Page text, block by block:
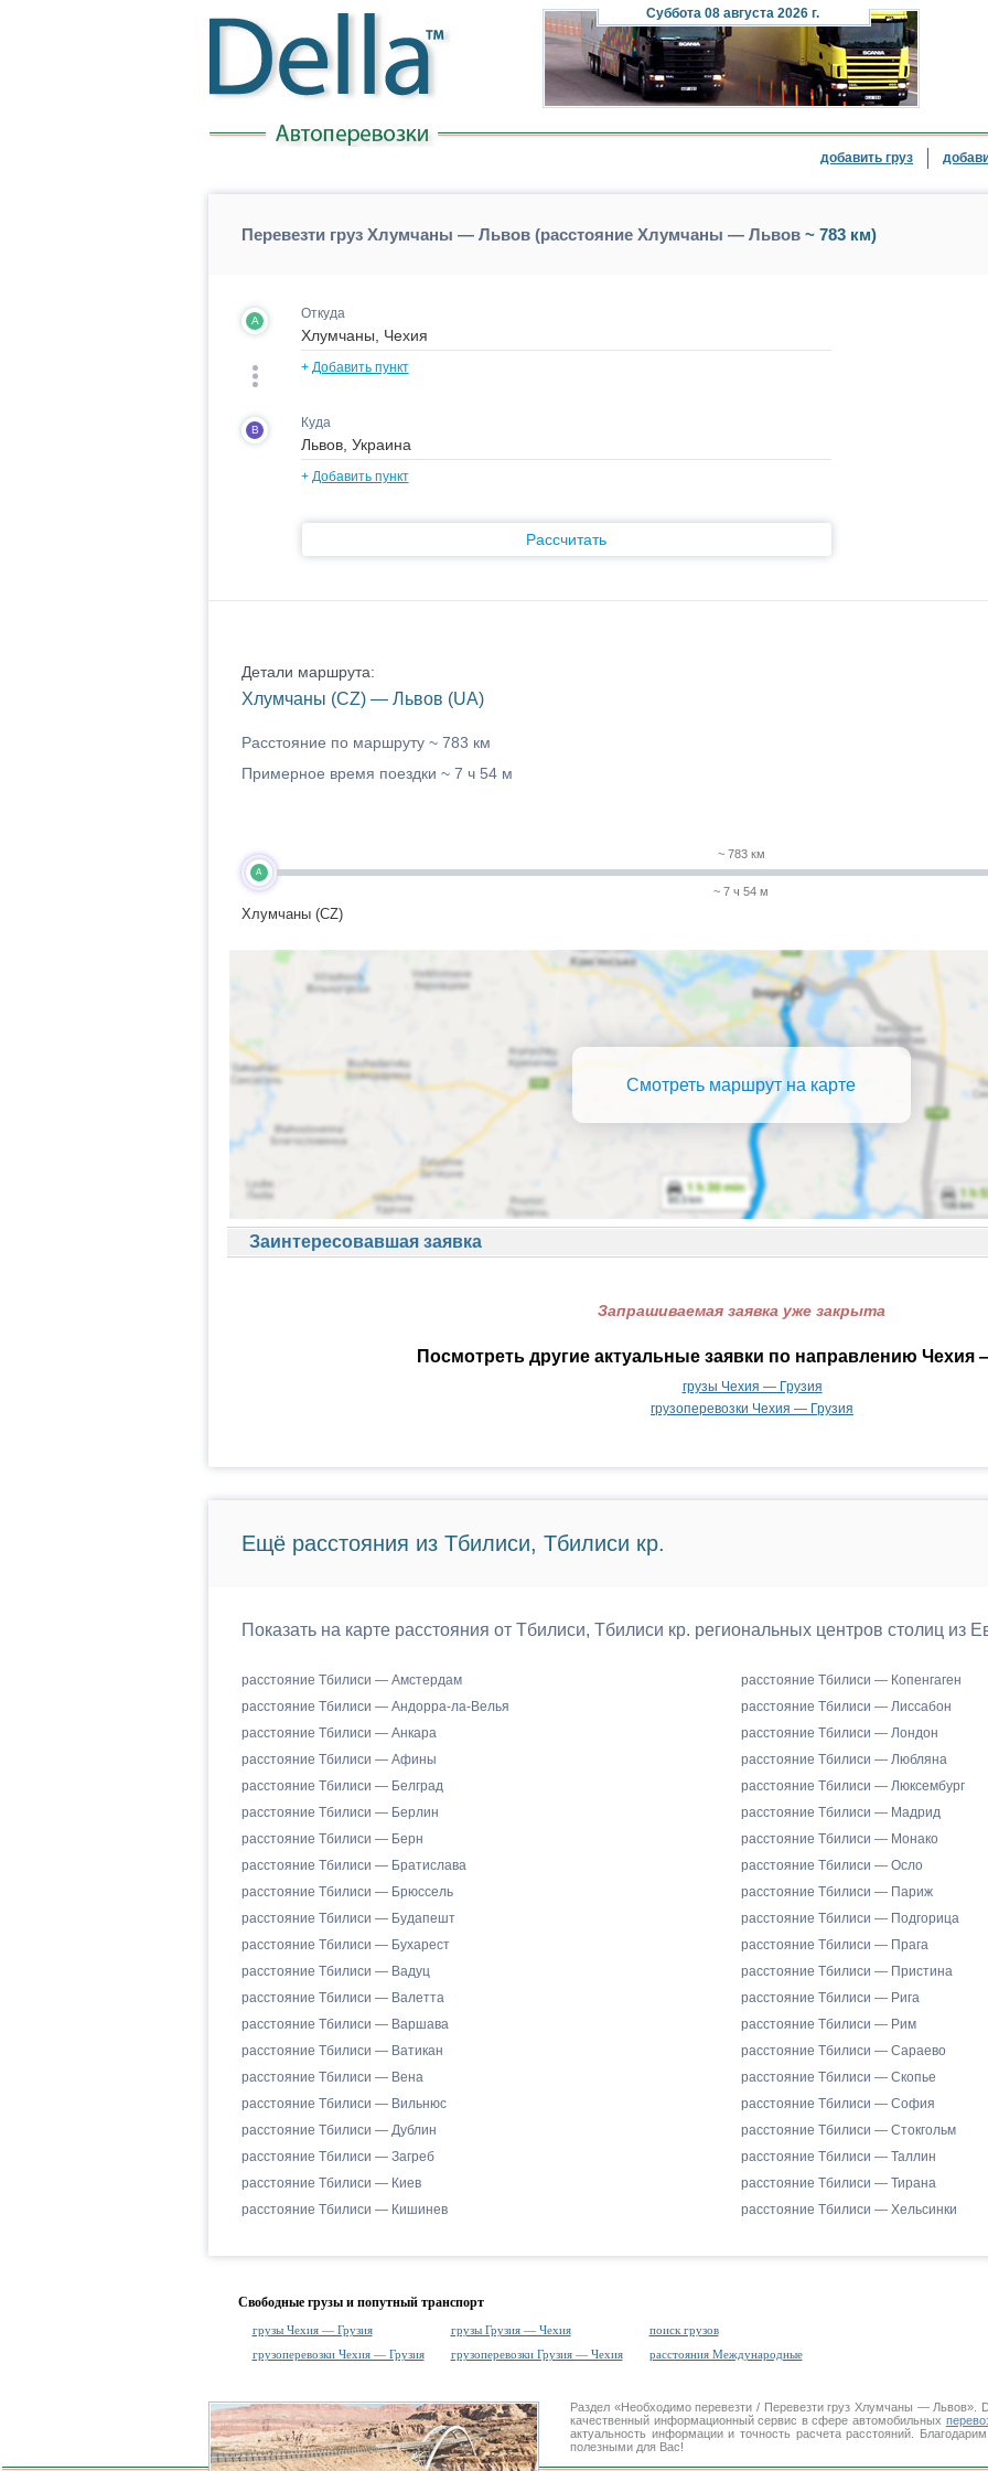
Суббота08 августа 2026 г.
добавить груз
Перевезти груз Хлумчаны — Львов (расстояние Хлумчаны — Львов~ 783 км)
A Откуда
+ Добавить пункт
B Куда
+ Добавить пункт
Рассчитать
Детали маршрута:
Хлумчаны (CZ) — Львов (UA)
Расстояние по маршруту ~ 783 км
Примерное время поездки ~ 7 ч 54 м
A
Хлумчаны (CZ)
~ 783 км
~ 7 ч 54 м
Смотреть маршрут на карте
Заинтересовавшая заявка
Запрашиваемая заявка уже закрыта
Посмотреть другие актуальные заявки по направлению Чехия
грузы Чехия — Грузия
грузоперевозки Чехия — Грузия
Ещё расстояния из Тбилиси, Тбилиси кр.
Показать на карте расстояния от Тбилиси, Тбилиси кр. региональных центров столиц из
расстояние Тбилиси — Амстердам
расстояние Тбилиси — Андорра-ла-Велья
расстояние Тбилиси — Анкара
расстояние Тбилиси — Афины
расстояние Тбилиси — Белград
расстояние Тбилиси — Берлин
расстояние Тбилиси — Берн
расстояние Тбилиси — Братислава
расстояние Тбилиси — Брюссель
расстояние Тбилиси — Будапешт
расстояние Тбилиси — Бухарест
расстояние Тбилиси — Вадуц
расстояние Тбилиси — Валетта
расстояние Тбилиси — Варшава
расстояние Тбилиси — Ватикан
расстояние Тбилиси — Вена
расстояние Тбилиси — Вильнюс
расстояние Тбилиси — Дублин
расстояние Тбилиси — Загреб
расстояние Тбилиси — Киев
расстояние Тбилиси — Кишинев
расстояние Тбилиси — Копенгаген
расстояние Тбилиси — Лиссабон
расстояние Тбилиси — Лондон
расстояние Тбилиси — Любляна
расстояние Тбилиси — Люксембург
расстояние Тбилиси — Мадрид
расстояние Тбилиси — Монако
расстояние Тбилиси — Осло
расстояние Тбилиси — Париж
расстояние Тбилиси — Подгорица
расстояние Тбилиси — Прага
расстояние Тбилиси — Пристина
расстояние Тбилиси — Рига
расстояние Тбилиси — Рим
расстояние Тбилиси — Сараево
расстояние Тбилиси — Скопье
расстояние Тбилиси — София
расстояние Тбилиси — Стокгольм
расстояние Тбилиси — Таллин
расстояние Тбилиси — Тирана
расстояние Тбилиси — Хельсинки
Свободные грузы и попутный транспорт
грузы Чехия — Грузия грузы Грузия — Чехия
поиск грузов
грузоперевозки Чехия — Грузия
грузоперевозки Грузия — Чехия расстояния Международные
Раздел «Необходимо перевезти / Перевезти груз Хлумчаны — Львов».
качественный информационный сервис в сфере автомобильных
актуальность информации и точность расчета расстояний.
полезными для Вас!